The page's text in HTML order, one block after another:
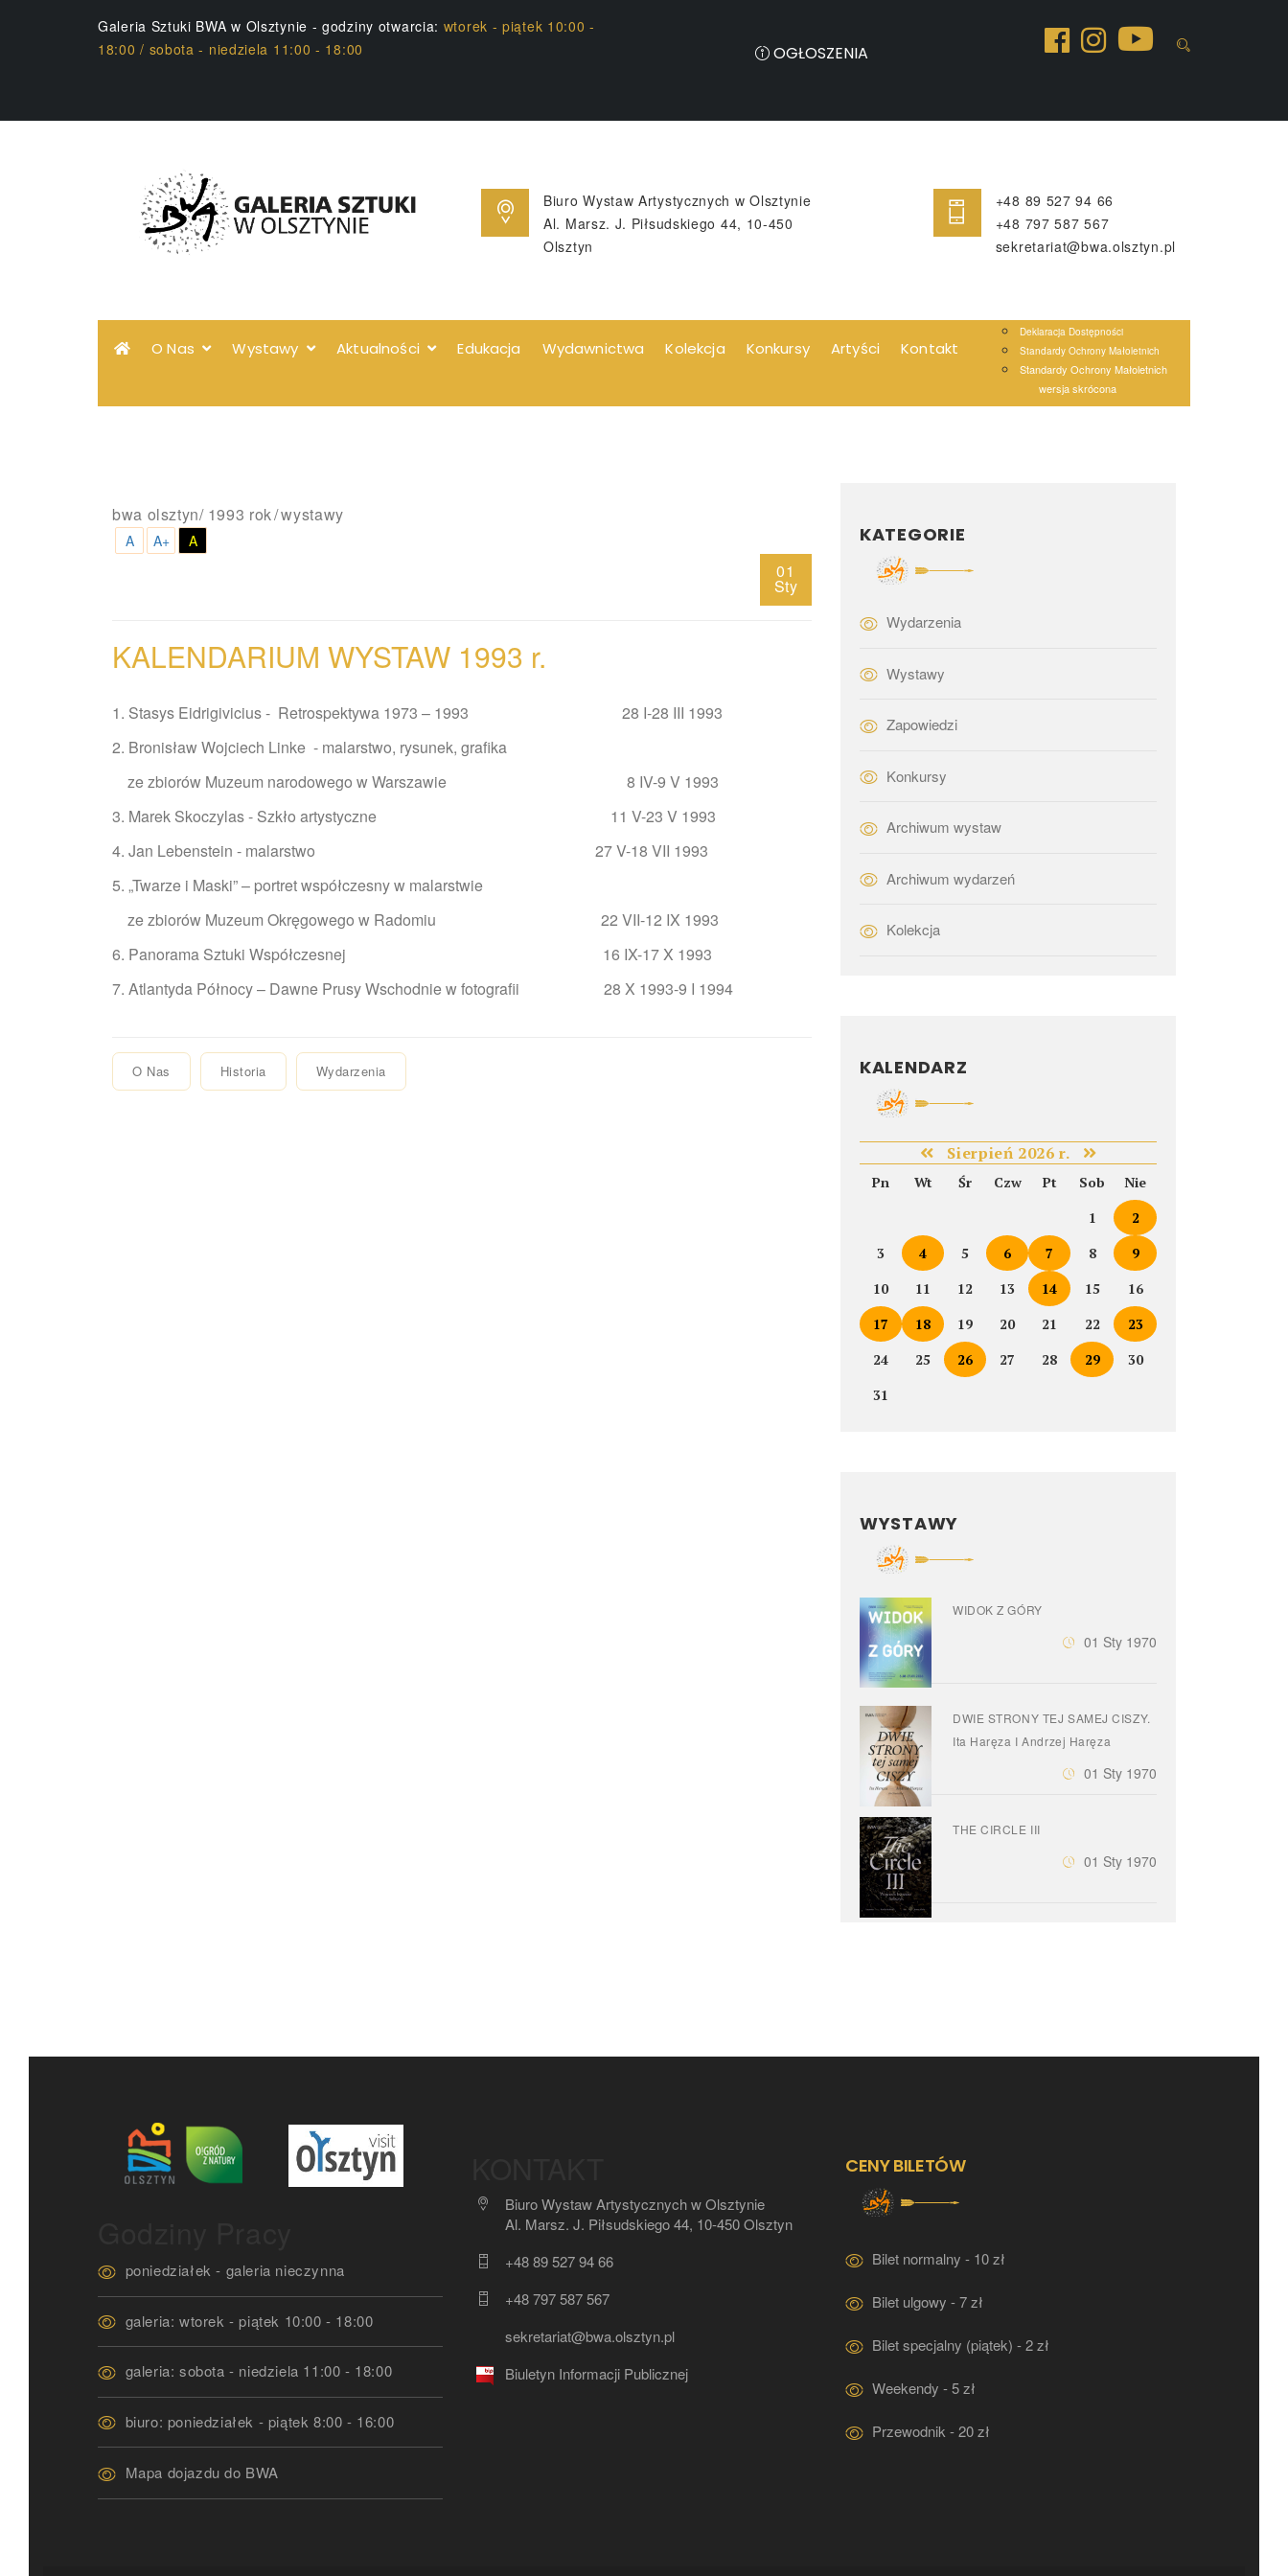
Galeria Sztuki BWA w Olsztynie - godziny otwarcia: wtorek - piątek 10:00 -
18:00 / sobota - niedziela 11:00 - 18:00
OGŁOSZENIA
Biuro Wystaw Artystycznych w Olsztynie
Al. Marsz. J. Piłsudskiego 44, 10-450
Olsztyn
+48 89 527 94 66
+48 797 587 567
sekretariat@bwa.olsztyn.pl
O Nas Wystawy Aktualności Edukacja Wydawnictwa Kolekcja Konkursy Artyści Kontakt
Deklaracja Dostępności
Standardy Ochrony Małoletnich
Standardy Ochrony Małoletnich
wersja skrócona
bwa olsztyn/ 1993 rok wystawy
A A+ A
01
Sty
KALENDARIUM WYSTAW 1993 r.
1. Stasys Eidrigivicius - Retrospektywa 1973 – 1993 28 I-28 III 1993
2. Bronisław Wojciech Linke - malarstwo, rysunek, grafika
ze zbiorów Muzeum narodowego w Warszawie 8 IV-9 V 1993
3. Marek Skoczylas - Szkło artystyczne 11 V-23 V 1993
4. Jan Lebenstein - malarstwo 27 V-18 VII 1993
5. „Twarze i Maski” – portret współczesny w malarstwie
ze zbiorów Muzeum Okręgowego w Radomiu 22 VII-12 IX 1993
6. Panorama Sztuki Współczesnej 16 IX-17 X 1993
7. Atlantyda Północy – Dawne Prusy Wschodnie w fotografii 28 X 1993-9 I 1994
O Nas Historia Wydarzenia
KATEGORIE
Wydarzenia
Wystawy
Zapowiedzi
Konkursy
Archiwum wystaw
Archiwum wydarzeń
Kolekcja
KALENDARZ
Sierpień 2026 r.
Pn Wt Śr Czw Pt Sob
Nie
1
2
3
4 5 6 7 8
9
10
11 12 13 14 15
16
17
18 19 20 21 22
23
24
25 26 27 28 29
30
31
WYSTAWY
WIDOK Z GÓRY
01 Sty 1970
DWIE STRONY TEJ SAMEJ CISZY.
Ita Haręza I Andrzej Haręza
01 Sty 1970
THE CIRCLE III
01 Sty 1970
poniedziałek - galeria nieczynna
galeria: wtorek - piątek 10:00 - 18:00
galeria: sobota - niedziela 11:00 - 18:00
biuro: poniedziałek - piątek 8:00 - 16:00
Mapa dojazdu do BWA
Biuro Wystaw Artystycznych w Olsztynie
Al. Marsz. J. Piłsudskiego 44, 10-450 Olsztyn
+48 89 527 94 66
+48 797 587 567
sekretariat@bwa.olsztyn.pl
Biuletyn Informacji Publicznej
CENY BILETÓW
Bilet normalny - 10 zł
Bilet ulgowy - 7 zł
Bilet specjalny (piątek) - 2 zł
Weekendy - 5 zł
Przewodnik - 20 zł